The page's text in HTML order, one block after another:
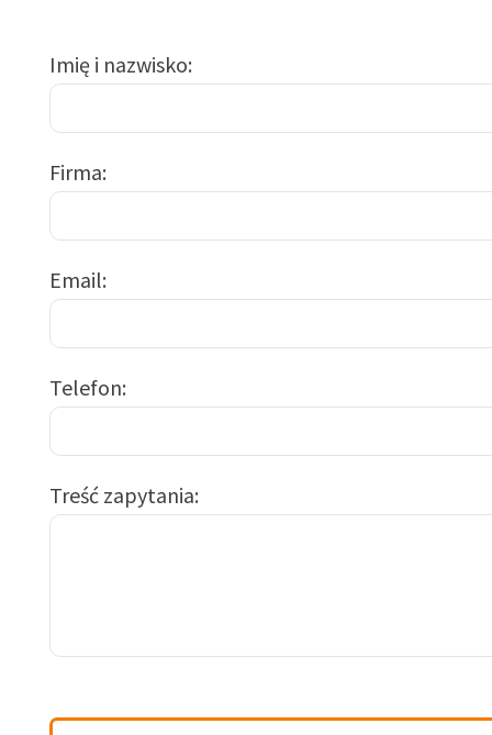
Imię i nazwisko
Firma
Email
Telefon
Treść zapytania